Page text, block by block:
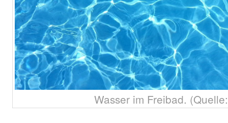
Wasser im Freibad.